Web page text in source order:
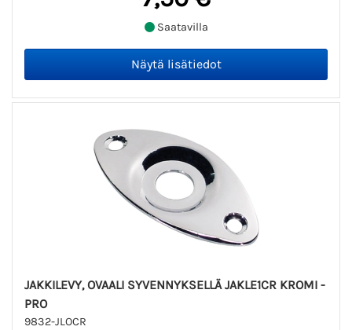
Saatavilla
JAKKILEVY, OVAALI SYVENNYKSELLÄ JAKLE1CR KROMI -
PRO
9832-JLOCR